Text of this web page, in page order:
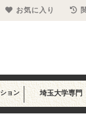
ョン 埼玉大学専門
お気に入り